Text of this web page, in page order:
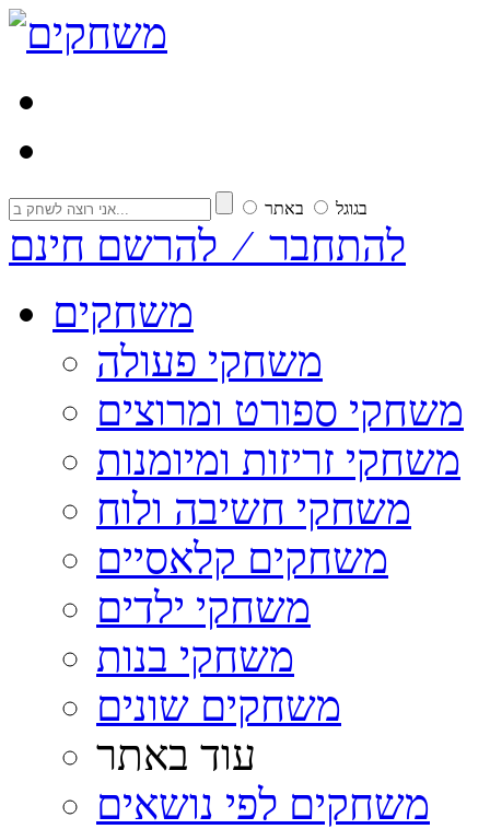
בגוגל באתר
להתחבר ⁄ להרשם חינם
משחקים
משחקי פעולה
משחקי ספורט ומרוצים
משחקי זריזות ומיומנות
משחקי חשיבה ולוח
משחקים קלאסיים
משחקי ילדים
משחקי בנות
משחקים שונים
עוד באתר
משחקים לפי נושאים